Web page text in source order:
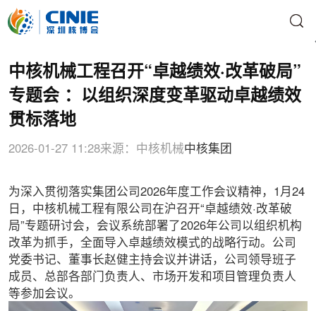
中核机械工程召开“卓越绩效·改革破局”
专题会 ：以组织深度变革驱动卓越绩效
贯标落地
2026-01-27 11:28来源：中核机械中核集团
为深入贯彻落实集团公司2026年度工作会议精神，1月24
日，中核机械工程有限公司在沪召开“卓越绩效·改革破
局”专题研讨会，会议系统部署了2026年公司以组织机构
改革为抓手，全面导入卓越绩效模式的战略行动。公司
党委书记、董事长赵健主持会议并讲话，公司领导班子
成员、总部各部门负责人、市场开发和项目管理负责人
等参加会议。